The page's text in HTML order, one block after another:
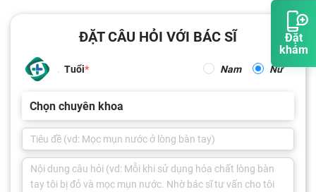
Đặt
khám
ĐẶT CÂU HỎI VỚI BÁC SĨ
Tuổi Nam Nữ
Chọn chuyên khoa